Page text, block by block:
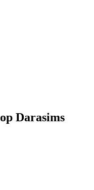
Darasims